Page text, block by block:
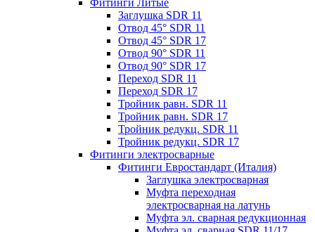
Фитинги Литые
Заглушка SDR 11
Отвод 45° SDR 11
Отвод 45° SDR 17
Отвод 90° SDR 11
Отвод 90° SDR 17
Переход SDR 11
Переход SDR 17
Тройник равн. SDR 11
Тройник равн. SDR 17
Тройник редукц. SDR 11
Тройник редукц. SDR 17
Фитинги электросварные
Фитинги Евростандарт (Италия)
Заглушка электросварная
Муфта переходная
электросварная на латунь
Муфта эл. cварная редукционная